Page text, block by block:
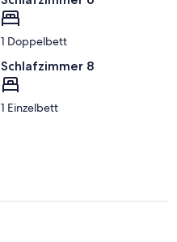
1 Doppelbett
Schlafzimmer 8
1 Einzelbett